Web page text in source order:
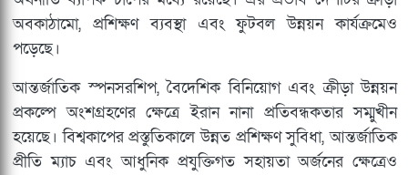
অবকাঠামো, প্রশিক্ষণ ব্যবস্থা এবং ফুটবল উন্নয়ন কার্যক্রমেও
পড়েছে।
আন্তর্জাতিক স্পনসরশিপ, বৈদেশিক বিনিয়োগ এবং ক্রীড়া উন্নয়ন
প্রকল্পে অংশগ্রহণের ক্ষেত্রে ইরান নানা প্রতিবন্ধকতার সম্মুখীন
হয়েছে। বিশ্বকাপের প্রস্তুতিকালে উন্নত প্রশিক্ষণ সুবিধা, আন্তর্জাতিক
প্রীতি ম্যাচ এবং আধুনিক প্রযুক্তিগত সহায়তা অর্জনের ক্ষেত্রেও